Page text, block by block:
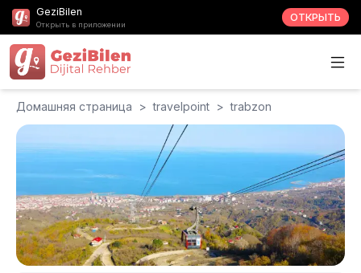
GeziBilen
Открыть в приложении
ОТКРЫТЬ
Домашняя страница > travelpoint > trabzon